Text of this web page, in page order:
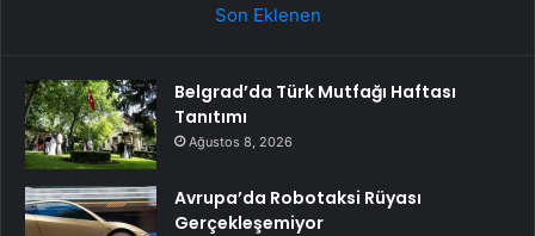
Son Eklenen
Belgrad’da Türk Mutfağı Haftası
Tanıtımı
Ağustos 8, 2026
Avrupa’da Robotaksi Rüyası
Gerçekleşemiyor